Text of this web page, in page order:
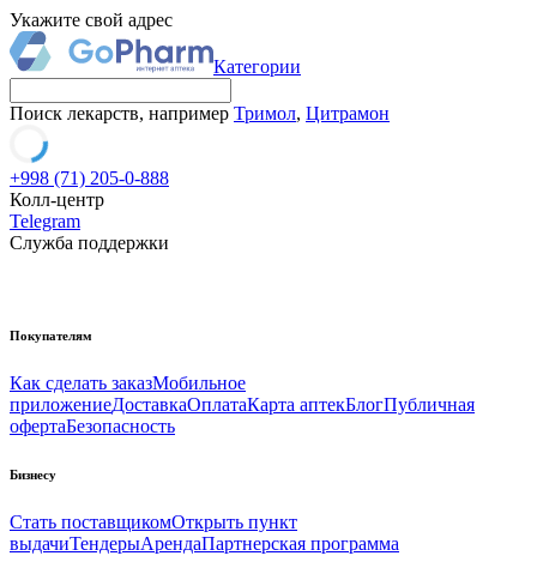
Укажите свой адрес
Категории
Поиск лекарств, например Тримол, Цитрамон
+998 (71) 205-0-888
Колл-центр
Telegram
Служба поддержки
Покупателям
Как сделать заказМобильное
приложениеДоставкаОплатаКарта аптекБлогПубличная
офертаБезопасность
Бизнесу
Стать поставщикомОткрыть пункт
выдачиТендерыАрендаПартнерская программа